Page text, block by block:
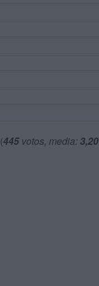
(445votos, media: 3,20